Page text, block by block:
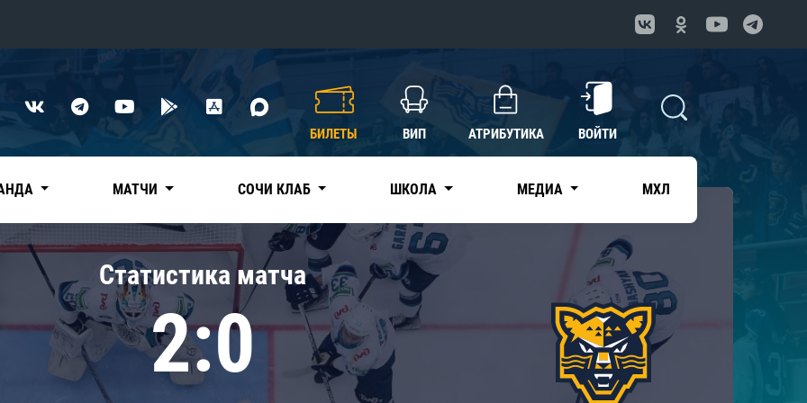
Нефтехимик
Дивизион Чернышева
Авангард
Адмирал
КХЛ
БИЛЕТЫ ВИП АТРИБУТИКА ВОЙТИ
МАТЧИ СОЧИ КЛАБ ШКОЛА МЕДИА МХЛ
Статистика матча
2:0